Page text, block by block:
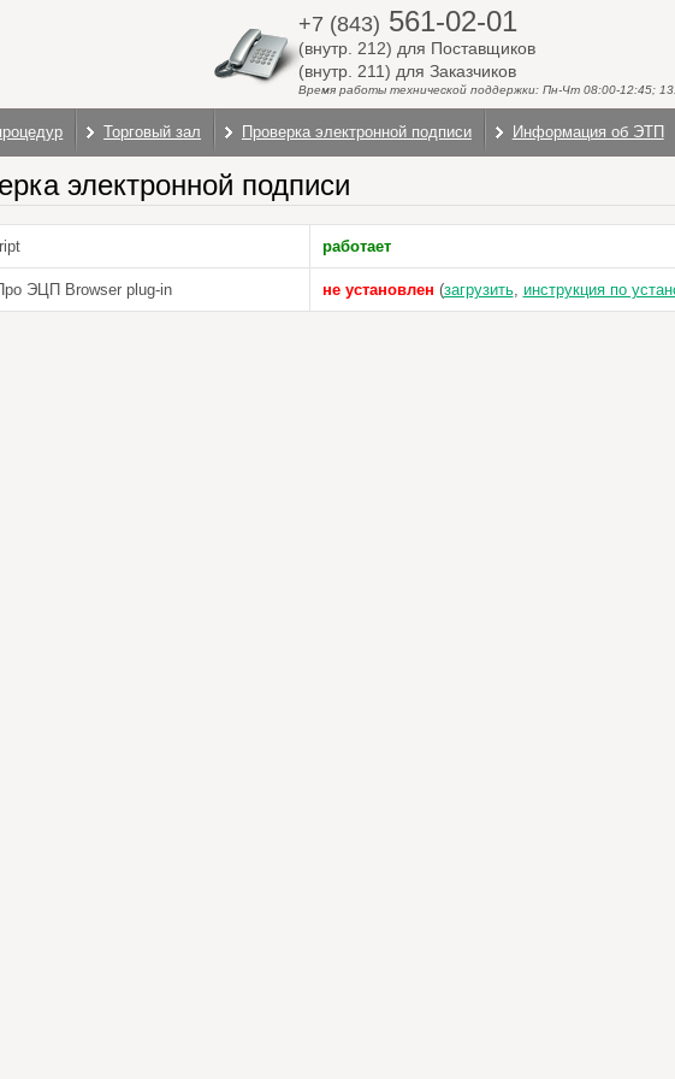
+7 (843) 561-02-01
(внутр. 212) для Поставщиков
(внутр. 211) для Заказчиков
Время работы технической поддержки: Пн-Чт 08:00-12:45;
Торговый зал Проверка электронной подписи Информация об ЭТП
электронной подписи
работает
ЭЦП Browser plug-in не установлен (загрузить, инструкция по